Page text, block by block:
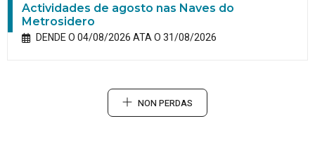
Actividades de agosto nas Naves do
Metrosidero
DENDE O 04/08/2026 ATA O 31/08/2026
NON PERDAS